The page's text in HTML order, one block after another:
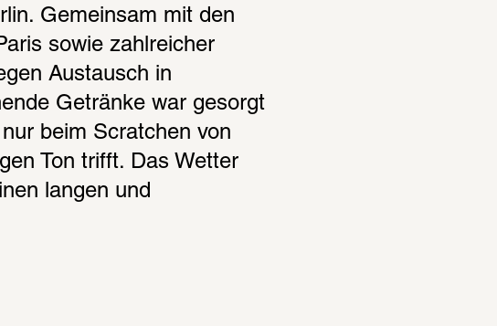
Gemeinsam mit den
sowie zahlreicher
Austausch in
Getränke war gesorgt
beim Scratchen von
Ton trifft. Das Wetter
langen und